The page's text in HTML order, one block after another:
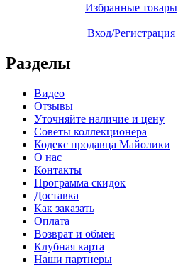
Избранные товары
Вход/Регистрация
Разделы
Видео
Отзывы
Уточняйте наличие и цену
Советы коллекционера
Кодекс продавца Майолики
О нас
Контакты
Программа скидок
Доставка
Как заказать
Оплата
Возврат и обмен
Клубная карта
Наши партнеры